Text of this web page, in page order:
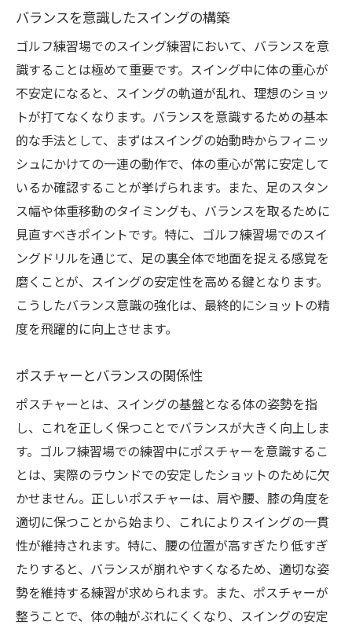
ゴルフ練習場の環境を最大限に活用する
ゴルフ練習場でのバランス練習によるスイング
精度の向上法
精度の高いショットを生むバランスの役割
バランスが与えるスイングの一貫性
トレーニングでのポイントに注目
フォーム修正でスイング精度を高める
実践に活かせるバランス技術
スイング精度向上のためのバランス維持
実戦でも役立つゴルフ練習場でのバランス訓練
の効果
バランス訓練がもたらす実践力
試合での安定感を生むバランス
緊張時のバランス維持法
バランス訓練によるスコア安定化
実戦での自信を高める練習法
ゴルフ練習場でのバランス練習のメリットと方
法を徹底解析
バランス練習の多様なメリット
具体的な練習方法の紹介
バランス向上による持久力の増加
初心者にも取り組みやすい練習法
プロゴルファーに学ぶバランス技術
バランスを意識したスイングの構築
ゴルフ練習場でのスイング練習において、バランスを意
識することは極めて重要です。スイング中に体の重心が
不安定になると、スイングの軌道が乱れ、理想のショッ
トが打てなくなります。バランスを意識するための基本
的な手法として、まずはスイングの始動時からフィニッ
シュにかけての一連の動作で、体の重心が常に安定して
いるか確認することが挙げられます。また、足のスタン
ス幅や体重移動のタイミングも、バランスを取るために
見直すべきポイントです。特に、ゴルフ練習場でのスイ
ングドリルを通じて、足の裏全体で地面を捉える感覚を
磨くことが、スイングの安定性を高める鍵となります。
こうしたバランス意識の強化は、最終的にショットの精
度を飛躍的に向上させます。
ポスチャーとバランスの関係性
ポスチャーとは、スイングの基盤となる体の姿勢を指
し、これを正しく保つことでバランスが大きく向上しま
す。ゴルフ練習場での練習中にポスチャーを意識するこ
とは、実際のラウンドでの安定したショットのために欠
かせません。正しいポスチャーは、肩や腰、膝の角度を
適切に保つことから始まり、これによりスイングの一貫
性が維持されます。特に、腰の位置が高すぎたり低すぎ
たりすると、バランスが崩れやすくなるため、適切な姿
勢を維持する練習が求められます。また、ポスチャーが
整うことで、体の軸がぶれにくくなり、スイングの安定